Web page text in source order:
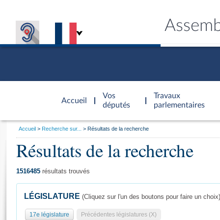
Accueil
d'accueil
Vos
députés
Travaux
parlementaires
Général
Vous
Accueil Recherche sur... Résultats de la recherche
Résultats de la recherche
1516485 résultats trouvés
LÉGISLATURE (Cliquez sur l'un des boutons pour faire un choix)
17e législature Précédentes législatures (X)